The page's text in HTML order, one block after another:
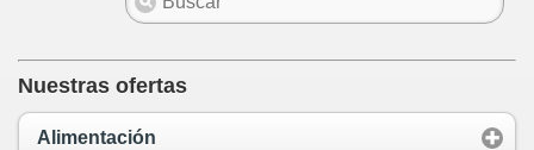
Nuestras ofertas
Alimentación